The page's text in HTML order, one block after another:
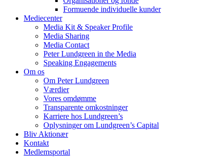
Formuende individuelle kunder
Mediecenter
Media Kit & Speaker Profile
Media Sharing
Media Contact
Peter Lundgreen in the Media
Speaking Engagements
Om os
Om Peter Lundgreen
Værdier
Vores omdømme
Transparente omkostninger
Karriere hos Lundgreen’s
Oplysninger om Lundgreen’s Capital
Bliv Aktionær
Kontakt
Medlemsportal